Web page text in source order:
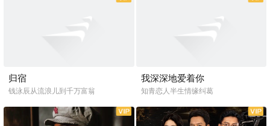
归宿
钱泳辰从流浪儿到千万富翁
我深深地爱着你
知青恋人半生情缘纠葛
全20集 全32集